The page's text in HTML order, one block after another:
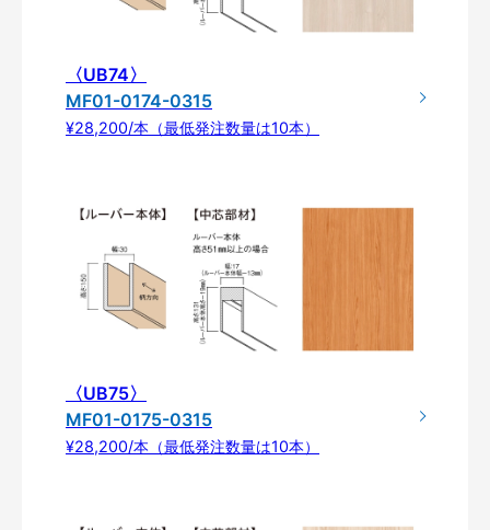
〈UB74〉
MF01-0174-0315
¥28,200/本（最低発注数量は10本）
〈UB75〉
MF01-0175-0315
¥28,200/本（最低発注数量は10本）